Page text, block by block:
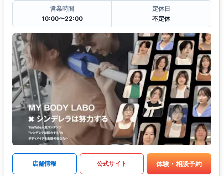
営業時間
10:00〜22:00
定休日
不定休
店舗情報 公式サイト 体験・相談予約